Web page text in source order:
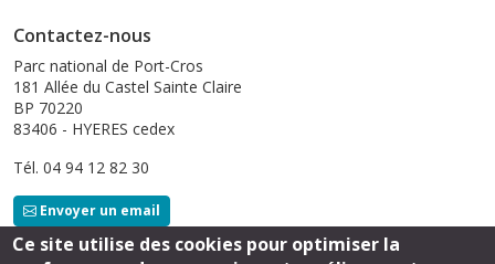
Contactez-nous
Parc national de Port-Cros
181 Allée du Castel Sainte Claire
BP 70220
83406 - HYERES cedex
Tél. 04 94 12 82 30
Envoyer un email
Ce site utilise des cookies pour optimiser la